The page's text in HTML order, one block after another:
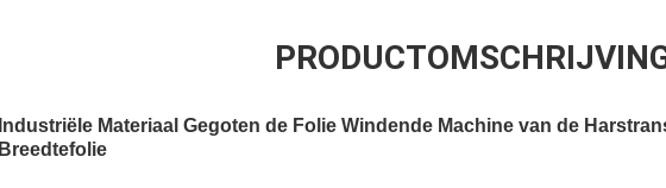
Industriële Materiaal Gegoten de Folie Windende Machine van de
Breedtefolie